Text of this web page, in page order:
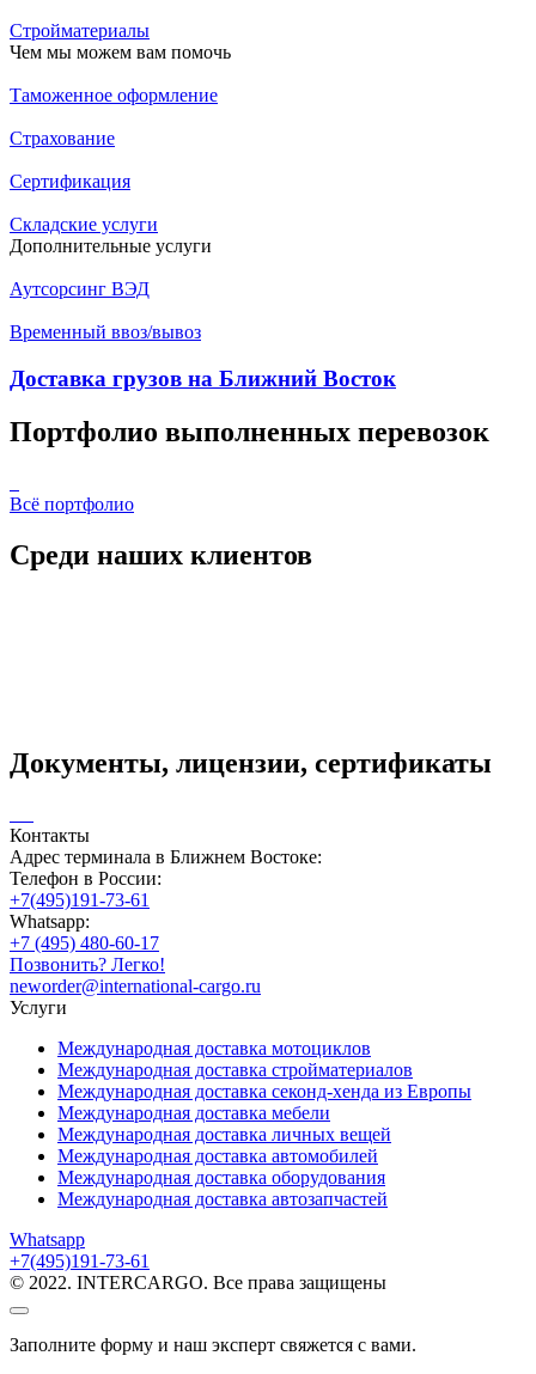
Стройматериалы
Чем мы можем вам помочь
Таможенное оформление
Страхование
Сертификация
Складские услуги
Дополнительные услуги
Аутсорсинг ВЭД
Временный ввоз/вывоз
Доставка грузов на Ближний Восток
Портфолио выполненных перевозок
Всё портфолио
Среди наших клиентов
Документы, лицензии, сертификаты
Контакты
Адрес терминала в Ближнем Востоке:
Телефон в России:
+7(495)191-73-61
Whatsapp:
+7 (495) 480-60-17
Позвонить? Легко!
neworder@international-cargo.ru
Услуги
Международная доставка мотоциклов
Международная доставка стройматериалов
Международная доставка секонд-хенда из Европы
Международная доставка мебели
Международная доставка личных вещей
Международная доставка автомобилей
Международная доставка оборудования
Международная доставка автозапчастей
Whatsapp
+7(495)191-73-61
© 2022. INTERCARGO. Все права защищены
Заполните форму и наш эксперт свяжется с вами.